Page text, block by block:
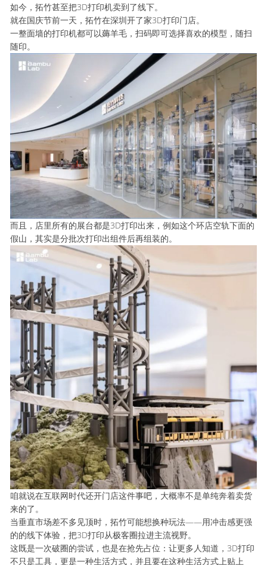
如今，拓竹甚至把3D打印机卖到了线下。
就在国庆节前一天，拓竹在深圳开了家3D打印门店。
一整面墙的打印机都可以薅羊毛，扫码即可选择喜欢的模型，随扫
随印。
而且，店里所有的展台都是3D打印出来，例如这个环店空轨下面的
假山，其实是分批次打印出组件后再组装的。
咱就说在互联网时代还开门店这件事吧，大概率不是单纯奔着卖货
来的了。
当垂直市场差不多见顶时，拓竹可能想换种玩法——用冲击感更强
的的线下体验，把3D打印从极客圈拉进主流视野。
这既是一次破圈的尝试，也是在抢先占位：让更多人知道，3D打印
不只是工具，更是一种生活方式，并且要在这种生活方式上贴上